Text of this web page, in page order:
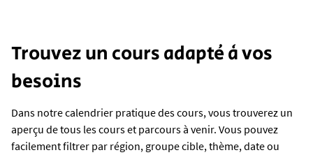
Trouvez un cours adapté à vos
besoins
Dans notre calendrier pratique des cours, vous trouverez un
aperçu de tous les cours et parcours à venir. Vous pouvez
facilement filtrer par région, groupe cible, thème, date ou